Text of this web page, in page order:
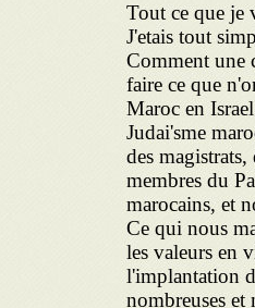
Tout ce que je
J'etais tout
Comment une
faire ce que
Maroc en
Judai'sme
des
membres du
marocains, et
Ce qui nous
les valeurs en
l'implantation
nombreuses et